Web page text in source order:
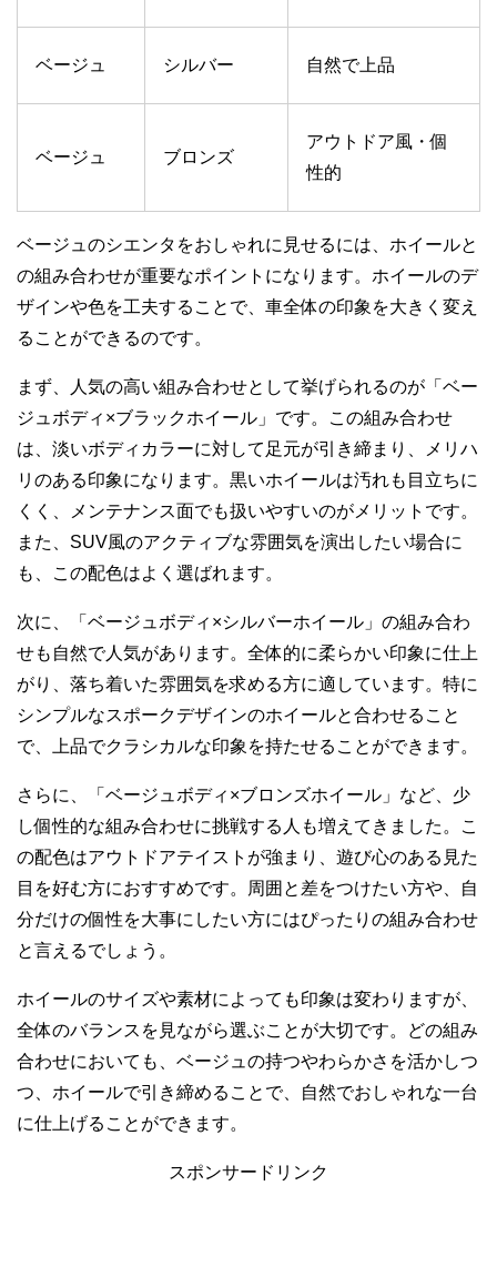
ベージュ シルバー 自然で上品
ベージュ ブロンズ
アウトドア風・個
性的
ベージュのシエンタをおしゃれに見せるには、ホイールと
の組み合わせが重要なポイントになります。ホイールのデ
ザインや色を工夫することで、車全体の印象を大きく変え
ることができるのです。
まず、人気の高い組み合わせとして挙げられるのが「ベー
ジュボディ×ブラックホイール」です。この組み合わせ
は、淡いボディカラーに対して足元が引き締まり、メリハ
リのある印象になります。黒いホイールは汚れも目立ちに
くく、メンテナンス面でも扱いやすいのがメリットです。
また、SUV風のアクティブな雰囲気を演出したい場合に
も、この配色はよく選ばれます。
次に、「ベージュボディ×シルバーホイール」の組み合わ
せも自然で人気があります。全体的に柔らかい印象に仕上
がり、落ち着いた雰囲気を求める方に適しています。特に
シンプルなスポークデザインのホイールと合わせること
で、上品でクラシカルな印象を持たせることができます。
さらに、「ベージュボディ×ブロンズホイール」など、少
し個性的な組み合わせに挑戦する人も増えてきました。こ
の配色はアウトドアテイストが強まり、遊び心のある見た
目を好む方におすすめです。周囲と差をつけたい方や、自
分だけの個性を大事にしたい方にはぴったりの組み合わせ
と言えるでしょう。
ホイールのサイズや素材によっても印象は変わりますが、
全体のバランスを見ながら選ぶことが大切です。どの組み
合わせにおいても、ベージュの持つやわらかさを活かしつ
つ、ホイールで引き締めることで、自然でおしゃれな一台
に仕上げることができます。
スポンサードリンク